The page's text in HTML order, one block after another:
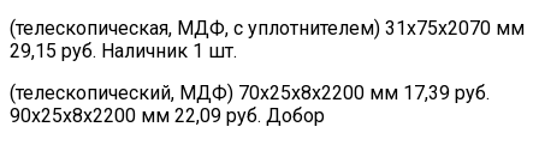
(телескопическая, МДФ, с уплотнителем) 31х75х2070 мм
29,15 руб. Наличник 1 шт.
(телескопический, МДФ) 70х25х8х2200 мм 17,39 руб.
90х25х8х2200 мм 22,09 руб. Добор